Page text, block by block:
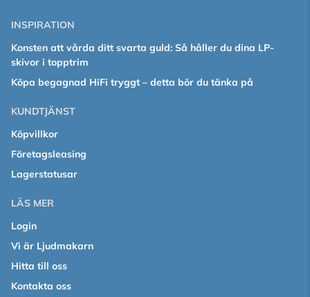
INSPIRATION
Konsten att vårda ditt svarta guld: Så håller du dina LP-
skivor i topptrim
Köpa begagnad HiFi tryggt – detta bör du tänka på
KUNDTJÄNST
Köpvillkor
Företagsleasing
Lagerstatusar
LÄS MER
Login
Vi är Ljudmakarn
Hitta till oss
Kontakta oss